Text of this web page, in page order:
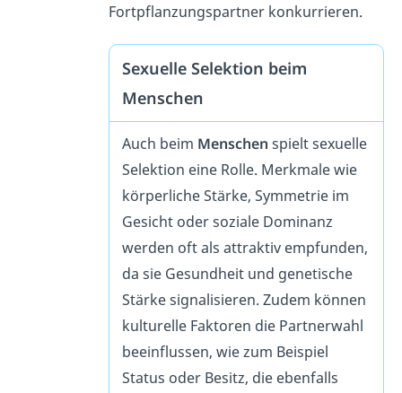
Fortpflanzungspartner konkurrieren.
Sexuelle Selektion beim
Menschen
Auch beim Menschen spielt sexuelle
Selektion eine Rolle. Merkmale wie
körperliche Stärke, Symmetrie im
Gesicht oder soziale Dominanz
werden oft als attraktiv empfunden,
da sie Gesundheit und genetische
Stärke signalisieren. Zudem können
kulturelle Faktoren die Partnerwahl
beeinflussen, wie zum Beispiel
Status oder Besitz, die ebenfalls